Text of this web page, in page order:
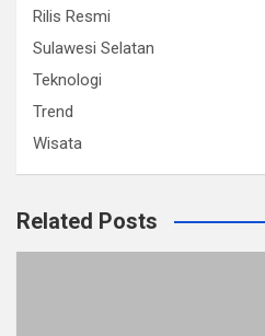
Rilis Resmi
Sulawesi Selatan
Teknologi
Trend
Wisata
Related Posts